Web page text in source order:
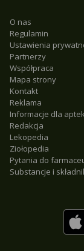
O nas
Regulamin
Ustawienia
Partnerzy
Współpraca
Mapa strony
Kontakt
Reklama
Informacje dla
Redakcja
Lekopedia
Ziołopedia
Pytania do
Substancje i